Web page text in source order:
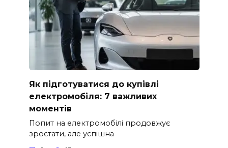
Як підготуватися до купівлі
електромобіля: 7 важливих
моментів
Попит на електромобілі продовжує
зростати, але успішна